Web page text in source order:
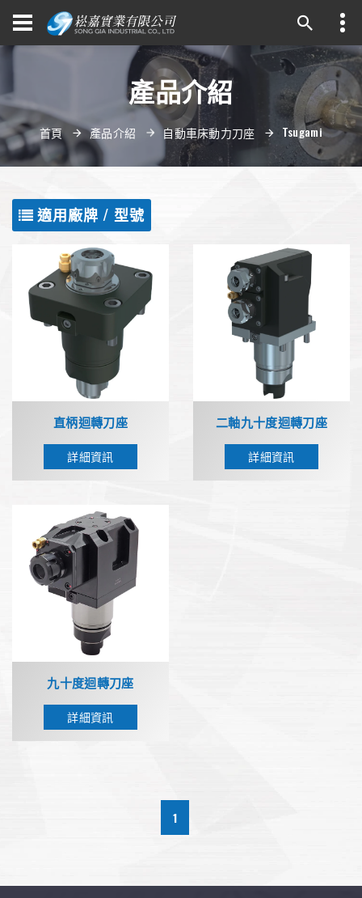
產品介紹
首頁 產品介紹 自動車床動力刀座 Tsugami
適用廠牌 / 型號
直柄迴轉刀座
詳細資訊
二軸九十度迴轉刀座
詳細資訊
九十度迴轉刀座
詳細資訊
1